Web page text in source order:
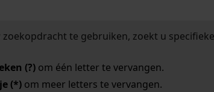
zoekopdracht te gebruiken, zoekt u
(?)om één letter te vervangen.
(*)om meer letters te vervangen.